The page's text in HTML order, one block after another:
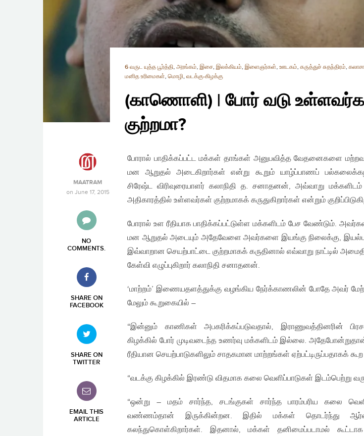
6 வருட யுத்த பூர்த்தி, அரங்கம், இசை, இலக்கியம், இளைஞர்கள், ஊடகம், கருத்துச் சுதந்திரம்,
மனித உரிமைகள், மொழி, வடக்கு-கிழக்கு
(காணொளி) | போர் வடு
குற்றமா?
MAATRAM
on June 17, 2015
NO
COMMENTS.
SHARE ON
FACEBOOK
SHARE ON
TWITTER
EMAIL THIS
ARTICLE
போரால் பாதிக்கப்பட்ட மக்கள் தாங்கள் அனுபவித்த வேதனைகளை
மன ஆறுதல் அடைகிறார்கள் என்று கூறும் யாழ்ப்பாணப்
சிரேஷ்ட விரிவுரையாளர் கலாநிதி த. சனாதனன், அவ்வாறு மக்களிடம்
அதிகாரத்தில் உள்ளவர்கள் குற்றமாகக் கருதுகிறார்கள் என்றும்
போரால் உள ரீதியாக பாதிக்கப்பட்டுள்ள மக்களிடம் பேச வேண்டும்.
மன ஆறுதல் அடையும் அதேவேளை அவர்களை இயங்கு நிலைக்கு,
இவ்வாறான செயற்பாட்டை குற்றமாகக் கருதினால் எவ்வாறு நாட்டில்
கேள்வி எழுப்புகிறார் கலாநிதி சனாதனன்.
‘மாற்றம்’ இணையதளத்துக்கு வழங்கிய நேர்க்காணலின் போதே அவர்
மேலும் கூறுகையில் –
“இன்னும் காணிகள் அபகரிக்கப்படுவதால், இராணுவத்தினரின்
கிழக்கில் போர் முடிவடைந்த உணர்வு மக்களிடம் இல்லை.
ரீதியான செயற்பாடுகளிலும் சாதகமான மாற்றங்கள் ஏற்பட்டிருப்பதாகக் கூற
“வடக்கு கிழக்கில் இரண்டு விதமாக கலை வெளிப்பாடுகள் இடம்பெற்று
“ஒன்று – மதம் சார்ந்த, சடங்குகள் சார்ந்த பாரம்பரிய கலை
வண்ணம்தான் இருக்கின்றன. இதில் மக்கள் தொடர்ந்து
கலந்துகொள்கிறார்கள். இதனால், மக்கள் தனிமைப்படாமல் கூட்டாக